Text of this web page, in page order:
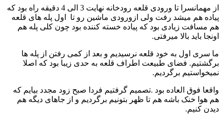
از مهمانسرا تا ورودی قلعه رودخانه نهایت 3 الی 4 دقیقه راه بود که
پیاده هم میشد رفت ولی ازورودی ماشین رو تا اول پله های قلعه
هم مسافت زیادی بود که پیاده خسته کننده بود چون کلی پله هم
اونجا باید بالا میرفتی.
ما سری اول به خود قلعه نرسیدیم و بعد از کمی رفتن از پله ها
برگشتیم. فضای طبیعت اطراف قلعه به حدی زیبا بود که اصلا
نمیخواستیم برگردیم.
واقعا فوق العاده بود .تصمیم گرفتیم فردا صبح زود مجدد بیایم که
هم هوا خنک باشه هم تا ظهر بتونیم برگردیم و از جاهای دیگه هم
دیدن کنیم.